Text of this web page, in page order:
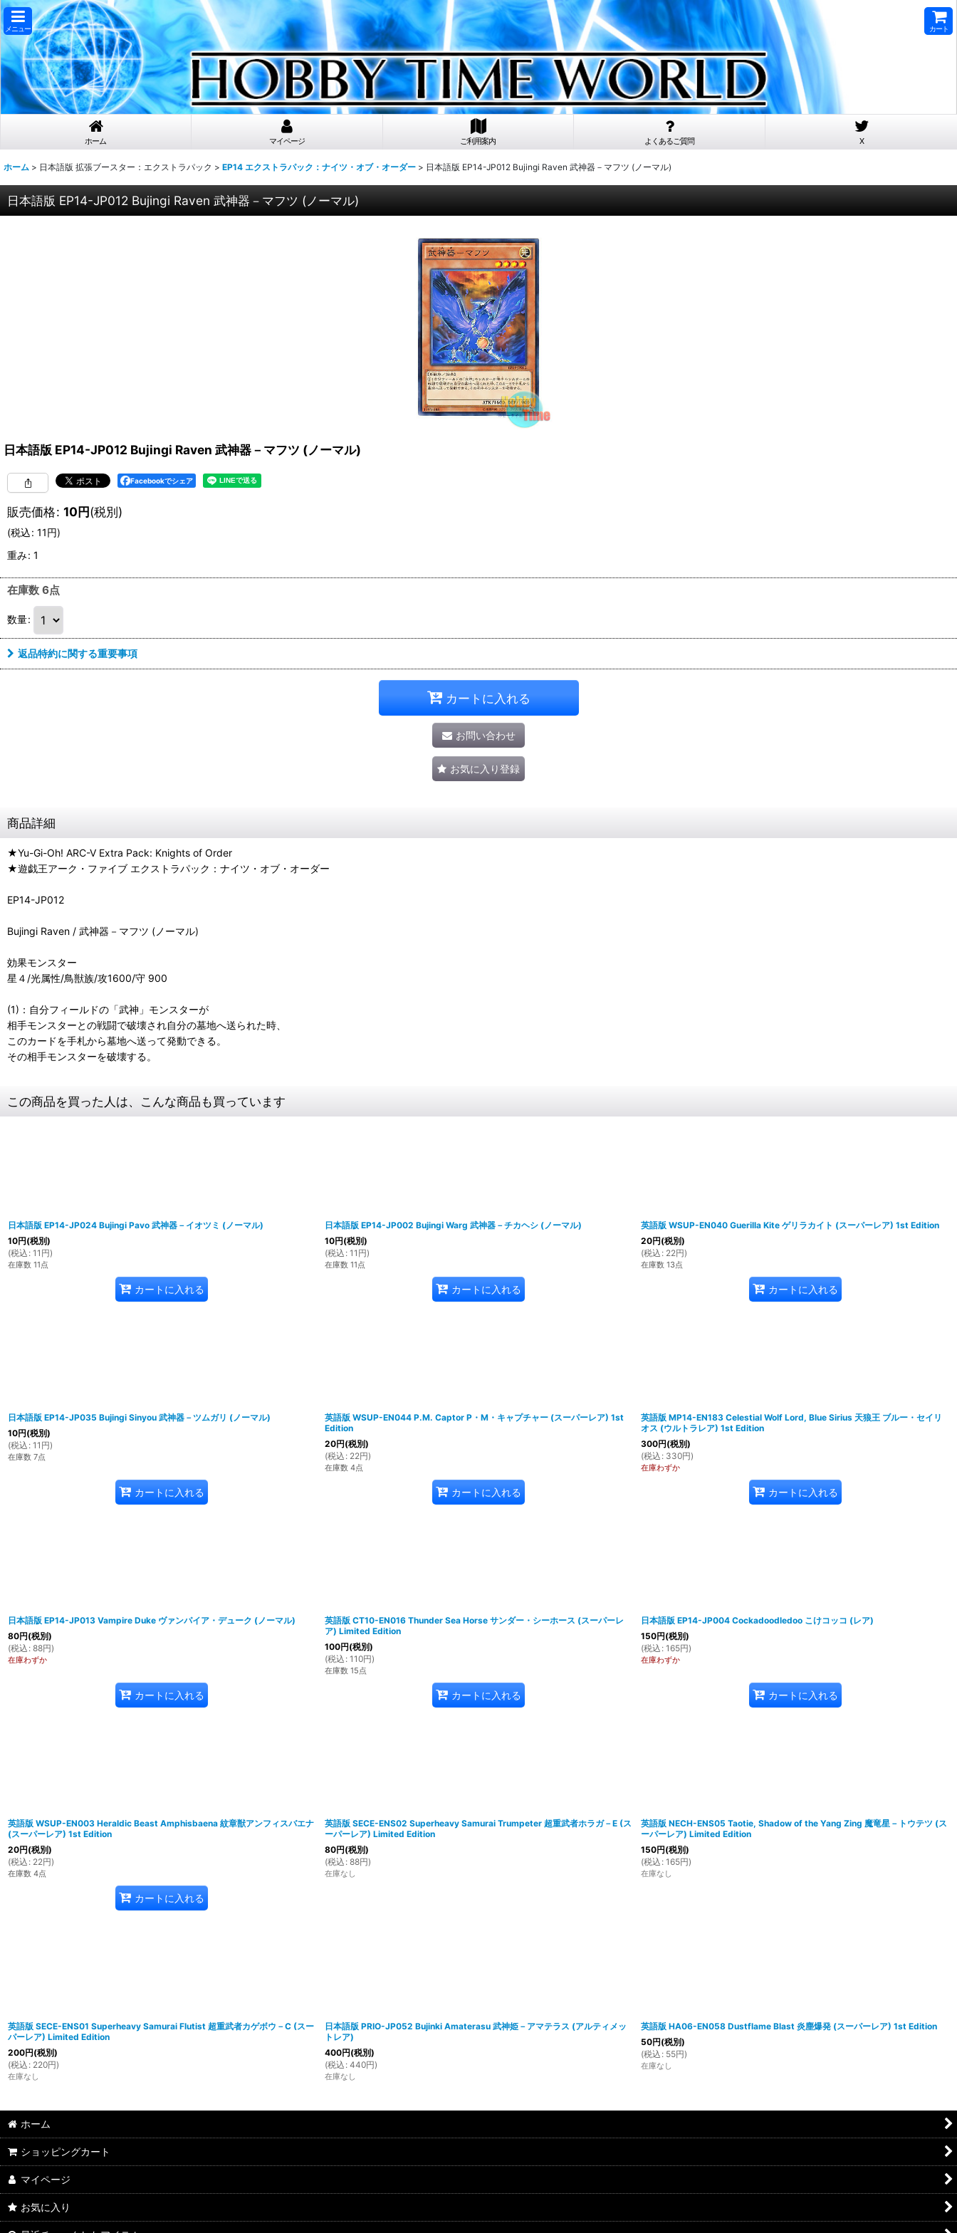
メニュー カート
ホーム マイページ ご利用案内 よくあるご質問 X
ホーム > 日本語版 拡張ブースター：エクストラパック > EP14 エクストラパック：ナイツ・オブ・オーダー > 日本語版 EP14-JP012 Bujingi Raven 武神器－マフツ (ノーマル)
日本語版 EP14-JP012 Bujingi Raven 武神器－マフツ (ノーマル)
日本語版 EP14-JP012 Bujingi Raven 武神器－マフツ (ノーマル)
Facebookでシェア
販売価格: 10円(税別)
(税込: 11円)
重み: 1
在庫数 6点
数量:
返品特約に関する重要事項
カートに入れる
お問い合わせ
お気に入り登録
商品詳細
★Yu-Gi-Oh! ARC-V Extra Pack: Knights of Order
★遊戯王アーク・ファイブ エクストラパック：ナイツ・オブ・オーダー
EP14-JP012
Bujingi Raven / 武神器－マフツ (ノーマル)
効果モンスター
星４/光属性/鳥獣族/攻1600/守 900
(1)：自分フィールドの「武神」モンスターが
相手モンスターとの戦闘で破壊され自分の墓地へ送られた時、
このカードを手札から墓地へ送って発動できる。
その相手モンスターを破壊する。
この商品を買った人は、こんな商品も買っています
日本語版 EP14-JP024 Bujingi Pavo 武神器－イオツミ (ノーマル)
10円(税別)
(税込 : 11 円)
在庫数 11点
カートに入れる
日本語版 EP14-JP002 Bujingi Warg 武神器－チカヘシ (ノーマル)
10円(税別)
(税込 : 11 円)
在庫数 11点
カートに入れる
英語版 WSUP-EN040 Guerilla Kite ゲリラカイト (スーパーレア) 1st Edition
20円(税別)
(税込 : 22円)
在庫数 13点
カートに入れる
日本語版 EP14-JP035 Bujingi Sinyou 武神器－ツムガリ (ノーマル)
10円(税別)
(税込 : 11 円)
在庫数 7点
カートに入れる
英語版 WSUP-EN044 P.M. Captor P・M・キャプチャー (スーパーレア) 1st
Edition
20円(税別)
(税込 : 22円)
在庫数 4点
カートに入れる
英語版 MP14-EN183 Celestial Wolf Lord, Blue Sirius 天狼王 ブルー・セイリ
オス (ウルトラレア) 1st Edition
300円(税別)
(税込 : 330円)
在庫わずか
カートに入れる
日本語版 EP14-JP013 Vampire Duke ヴァンパイア・デューク (ノーマル)
80円(税別)
(税込 : 88円)
在庫わずか
カートに入れる
英語版 CT10-EN016 Thunder Sea Horse サンダー・シーホース (スーパーレ
ア) Limited Edition
100円(税別)
(税込 : 110円)
在庫数 15点
カートに入れる
日本語版 EP14-JP004 Cockadoodledoo こけコッコ (レア)
150円(税別)
(税込 : 165円)
在庫わずか
カートに入れる
英語版 WSUP-EN003 Heraldic Beast Amphisbaena 紋章獣アンフィスバエナ
(スーパーレア) 1st Edition
20円(税別)
(税込 : 22円)
在庫数 4点
カートに入れる
英語版 SECE-ENS02 Superheavy Samurai Trumpeter 超重武者ホラガ－E (ス
ーパーレア) Limited Edition
80円(税別)
(税込 : 88円)
在庫なし
英語版 NECH-ENS05 Taotie, Shadow of the Yang Zing 魔竜星－トウテツ (ス
ーパーレア) Limited Edition
150円(税別)
(税込 : 165円)
在庫なし
英語版 SECE-ENS01 Superheavy Samurai Flutist 超重武者カゲボウ－C (スー
パーレア) Limited Edition
200円(税別)
(税込 : 220円)
在庫なし
日本語版 PRIO-JP052 Bujinki Amaterasu 武神姫－アマテラス (アルティメッ
トレア)
400円(税別)
(税込 : 440円)
在庫なし
英語版 HA06-EN058 Dustflame Blast 炎塵爆発 (スーパーレア) 1st Edition
50円(税別)
(税込 : 55円)
在庫なし
ホーム
ショッピングカート
マイページ
お気に入り